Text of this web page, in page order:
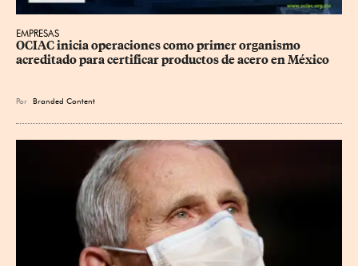
EMPRESAS
OCIAC inicia operaciones como primer organismo
acreditado para certificar productos de acero en México
Por Branded Content